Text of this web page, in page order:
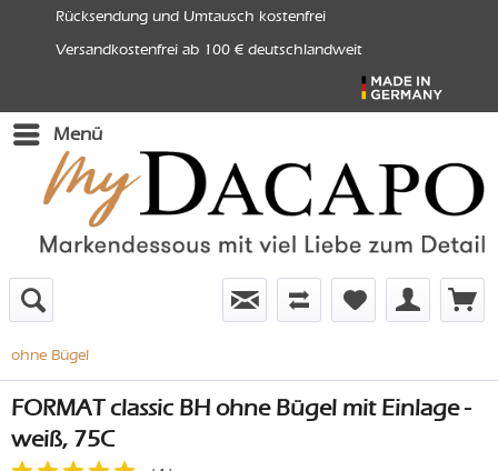
Rücksendung und Umtausch kostenfrei
Versandkostenfrei ab 100 € deutschlandweit
Menü
ohne Bügel
FORMAT classic BH ohne Bügel mit Einlage -
weiß, 75C